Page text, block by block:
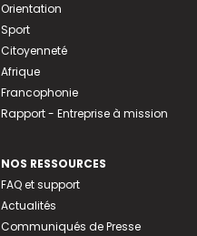
Orientation
Sport
Citoyenneté
Afrique
Francophonie
Rapport - Entreprise à mission
NOS RESSOURCES
FAQ et support
Actualités
Communiqués de Presse